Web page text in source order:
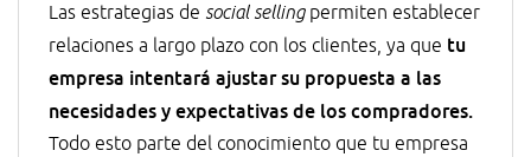
Las estrategias de social sellingpermiten establecer
relaciones a largo plazo con los clientes, ya que tu
empresa intentará ajustar su propuesta a las
necesidades y expectativas de los compradores.
Todo esto parte del conocimiento que tu empresa